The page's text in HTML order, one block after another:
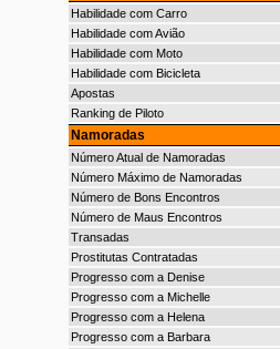
Habilidade com Carro
Habilidade com Avião
Habilidade com Moto
Habilidade com Bicicleta
Apostas
Ranking de Piloto
Namoradas
Número Atual de Namoradas
Número Máximo de Namoradas
Número de Bons Encontros
Número de Maus Encontros
Transadas
Prostitutas Contratadas
Progresso com a Denise
Progresso com a Michelle
Progresso com a Helena
Progresso com a Barbara